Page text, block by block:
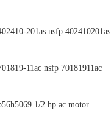
201as nsfp 402410201as
11ac nsfp 70181911ac
1/2 hp ac motor